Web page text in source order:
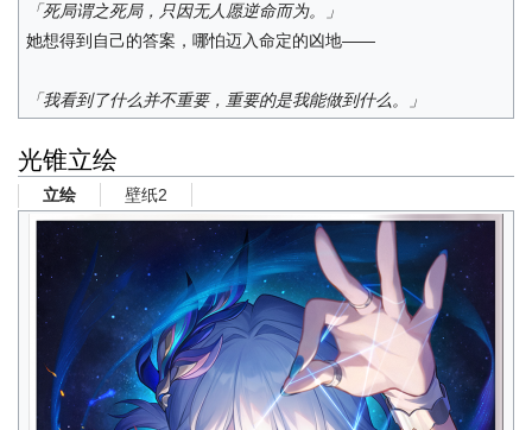
「死局谓之死局，只因无人愿逆命而为。」
她想得到自己的答案，哪怕迈入命定的凶地——
「我看到了什么并不重要，重要的是我能做到什么。」
光锥立绘
立绘 壁纸2